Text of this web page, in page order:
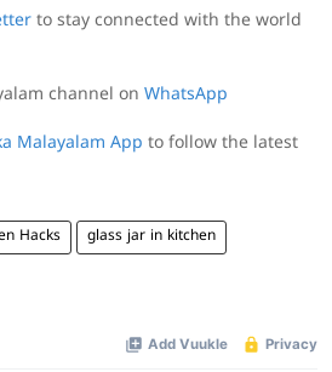
to stay connected with the world
channel on WhatsApp
Malayalam App to follow the latest
Hacks glass jar in kitchen